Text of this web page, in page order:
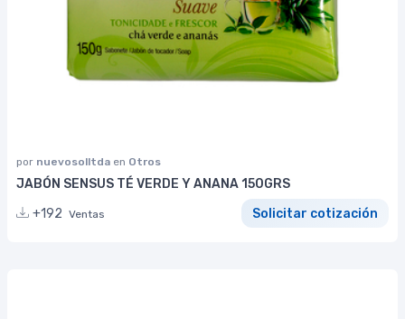
por nuevosolltda en Otros
JABÓN SENSUS TÉ VERDE Y ANANA 150GRS
+192 Ventas Solicitar cotización